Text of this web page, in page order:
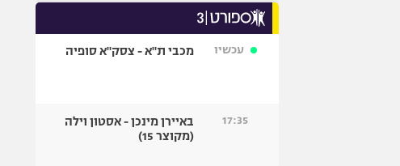
עכשיו מכבי ת"א - צסק"א סופיה
17:35
באיירן מינכן - אסטון וילה
(מקוצר 15)